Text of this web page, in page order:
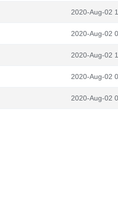
2020-Aug-02
2020-Aug-02
2020-Aug-02
2020-Aug-02
2020-Aug-02